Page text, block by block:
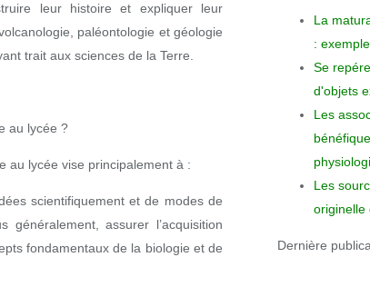
leur histoire et expliquer leur
paléontologie et géologie
trait aux sciences de la Terre.
au lycée ?
au lycée vise principalement à :
scientifiquement et de modes de
généralement, assurer l’acquisition
fondamentaux de la biologie et de
La
:
Se
d'objets
Les
Les
originelle
Dernière